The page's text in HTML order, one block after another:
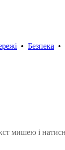
• Безпека •
мишею і